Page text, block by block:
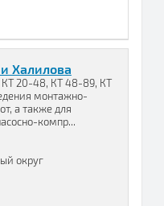
Халилова
20-48, КТ 48-89, КТ
монтажно-
а также для
компр...
округ